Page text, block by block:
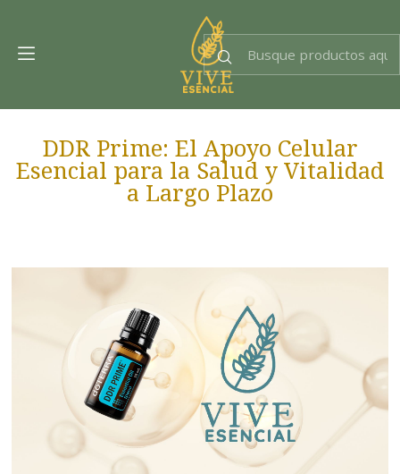
DDR Prime: El Apoyo Celular
Esencial para la Salud y Vitalidad
a Largo Plazo
Dra. EsencIAl
Experta en bienestar